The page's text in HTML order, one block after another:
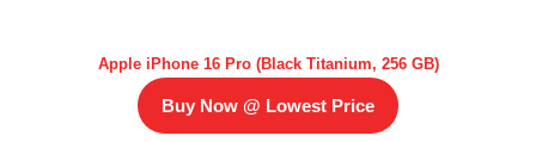
Apple iPhone 16 Pro (Black Titanium, 256 GB)
Buy Now @ Lowest Price